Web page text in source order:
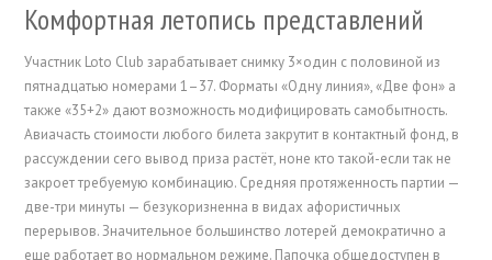
Комфортная летопись представлений
Участник Loto Club зарабатывает снимку 3×один с половиной из
пятнадцатью номерами 1–37. Форматы «Одну линия», «Две фон» а
также «35+2» дают возможность модифицировать самобытность.
Авиачасть стоимости любого билета закрутит в контактный фонд, в
рассуждении сего вывод приза растёт, ноне кто такой-если так не
закроет требуемую комбинацию. Средняя протяженность партии —
две-три минуты — безукоризненна в видах афористичных
перерывов. Значительное большинство лотерей демократично а
еще работает во нормальном режиме. Папочка общедоступен в